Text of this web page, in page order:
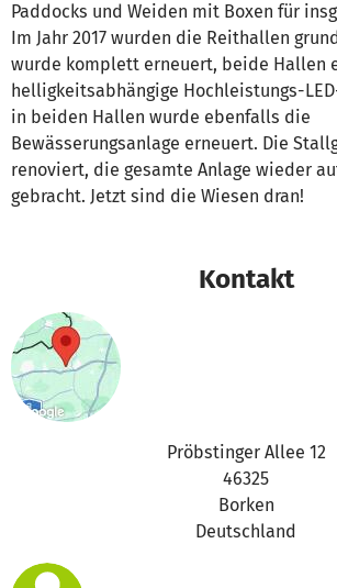
Paddocks und Weiden mit Boxen für
Im Jahr 2017 wurden die Reithallen
wurde komplett erneuert, beide Hallen
helligkeitsabhängige Hochleistungs-
in beiden Hallen wurde ebenfalls die
Bewässerungsanlage erneuert. Die
renoviert, die gesamte Anlage wieder
gebracht. Jetzt sind die Wiesen dran!
Kontakt
Pröbstinger Allee 12
46325
Borken
Deutschland